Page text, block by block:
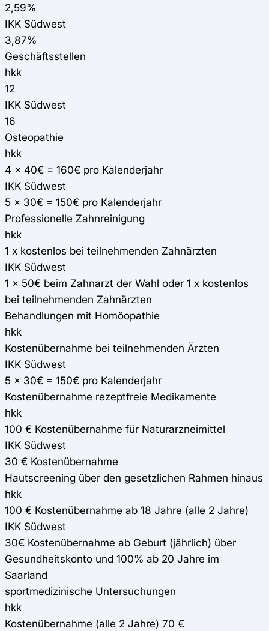
2,59%
IKK Südwest
3,87%
Geschäftsstellen
hkk
12
IKK Südwest
16
Osteopathie
hkk
4 x 40€ = 160€ pro Kalenderjahr
IKK Südwest
5 x 30€ = 150€ pro Kalenderjahr
Professionelle Zahnreinigung
hkk
1 x kostenlos bei teilnehmenden Zahnärzten
IKK Südwest
1 x 50€ beim Zahnarzt der Wahl oder 1 x kostenlos
bei teilnehmenden Zahnärzten
Behandlungen mit Homöopathie
hkk
Kostenübernahme bei teilnehmenden Ärzten
IKK Südwest
5 x 30€ = 150€ pro Kalenderjahr
Kostenübernahme rezeptfreie Medikamente
hkk
100 € Kostenübernahme für Naturarzneimittel
IKK Südwest
30 € Kostenübernahme
Hautscreening über den gesetzlichen Rahmen hinaus
hkk
100 € Kostenübernahme ab 18 Jahre (alle 2 Jahre)
IKK Südwest
30€ Kostenübernahme ab Geburt (jährlich) über
Gesundheitskonto und 100% ab 20 Jahre im
Saarland
sportmedizinische Untersuchungen
hkk
Kostenübernahme (alle 2 Jahre) 70 €